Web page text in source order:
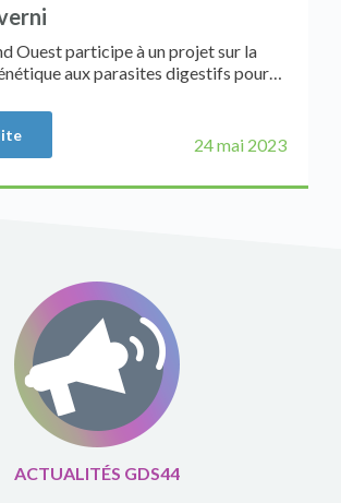
Ouest participe à un projet sur la
aux parasites digestifs pour…
24 mai 2023
ACTUALITÉS GDS44